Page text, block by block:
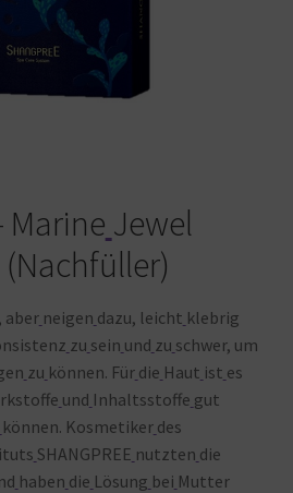
Marine Jewel
aber neigen dazu, leicht klebrig
zu sein und zu schwer, um
zu können. Für die Haut ist es
und Inhaltsstoffe gut
können. Kosmetiker des
SHANGPREE nutzten die
haben die Lösung bei Mutter